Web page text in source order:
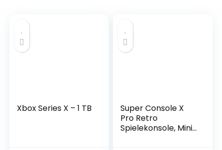
Xbox Series X – 1 TB
Super Console X
Pro Retro
Spielekonsole, Mini